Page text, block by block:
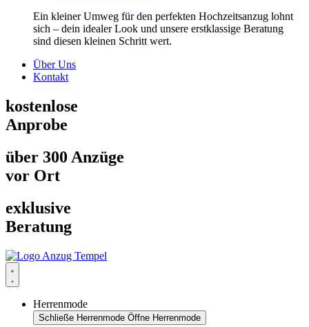
Ein kleiner Umweg für den perfekten Hochzeitsanzug lohnt
sich – dein idealer Look und unsere erstklassige Beratung
sind diesen kleinen Schritt wert.
Über Uns
Kontakt
kostenlose
Anprobe
über 300 Anzüge
vor Ort
exklusive
Beratung
Herrenmode
Schließe Herrenmode Öffne Herrenmode